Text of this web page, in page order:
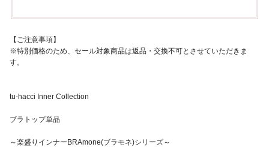
【ご注意事項】
※特別価格のため、セール対象商品は返品・交換不可とさせていただきま
す。
tu-hacci Inner Collection
ブラトップ単品
～楽盛りインナーBRAmone(ブラモネ)シリーズ～